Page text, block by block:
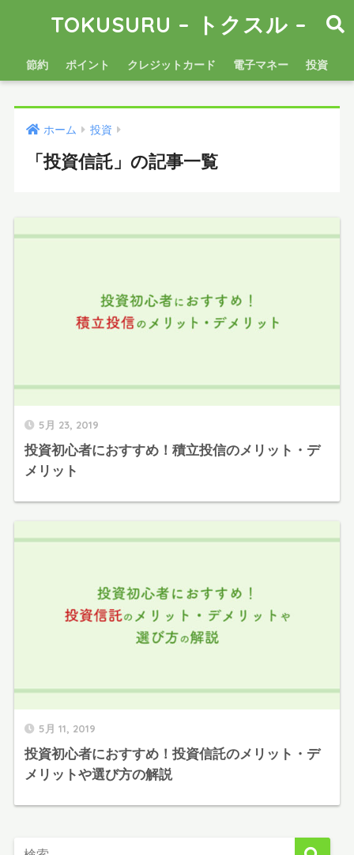
TOKUSURU – トクスル –
節約 ポイント クレジットカード 電子マネー 投資
ホーム 投資
「投資信託」の記事一覧
5月 23, 2019
投資初心者におすすめ！積立投信のメリット・デ
メリット
5月 11, 2019
投資初心者におすすめ！投資信託のメリット・デ
メリットや選び方の解説